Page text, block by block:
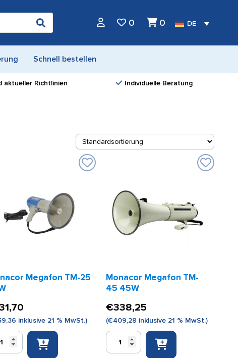
0 0 DE
Schnell bestellen
aktueller Richtlinien Individuelle Beratung
Megafon TM-25
inklusive 21 % MwSt.)
Monacor Megafon TM-
45 45W
€338,25
(€409,28 inklusive 21 % MwSt.)
Monacor
Megafon